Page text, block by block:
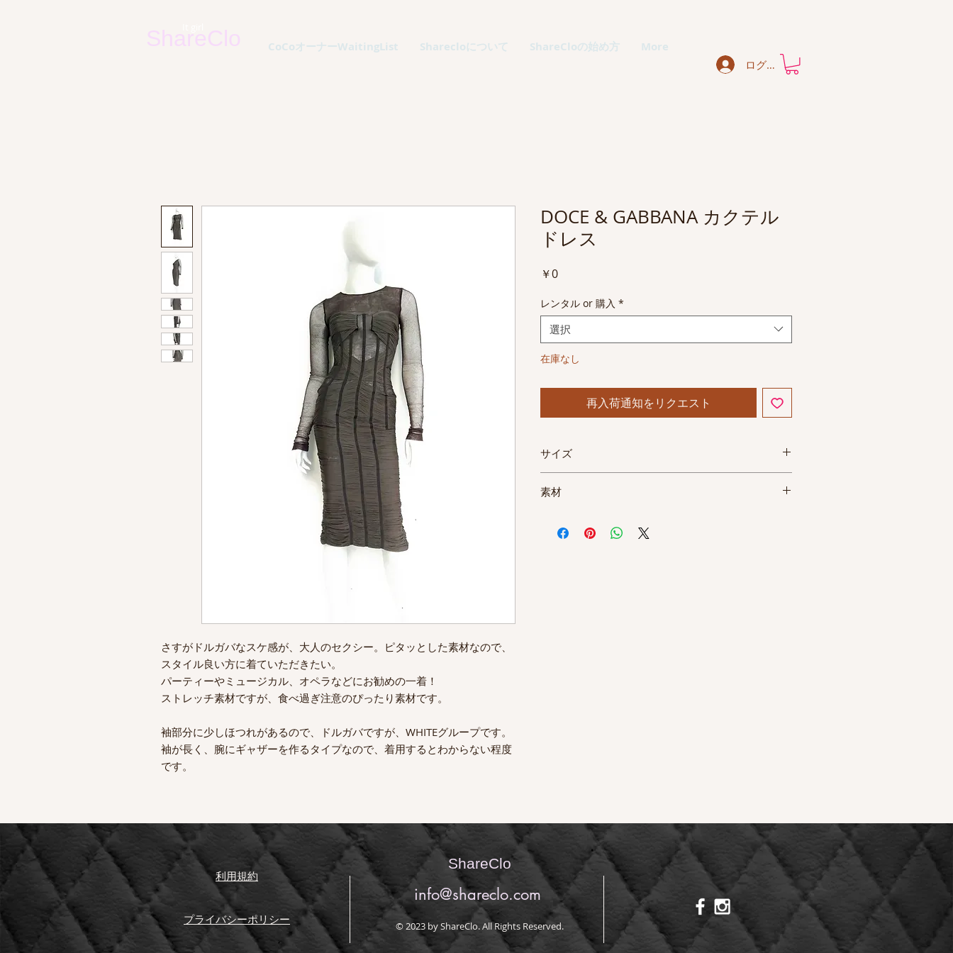
ShareClo CoCoオーナーWaitingList Sharecloについて ShareCloの始め方 More
ログイン
さすがドルガバなスケ感が、大人のセクシー。ピタッとした素材なので、
スタイル良い方に着ていただきたい。
パーティーやミュージカル、オペラなどにお勧めの一着！
ストレッチ素材ですが、食べ過ぎ注意のぴったり素材です。
袖部分に少しほつれがあるので、ドルガバですが、WHITEグループです。
袖が長く、腕にギャザーを作るタイプなので、着用するとわからない程度
です。
DOCE & GABBANA カクテル
ドレス
￥0価
レンタル or 購入 *
選択
在庫なし
再入荷通知をリクエスト
サイズ
３８（フランス）
ウエスト：５０cm(ストレッチ素材)
素材
利用規約
プライバシーポリシー
ShareClo
info@shareclo.com
© 2023 by ShareClo. All Rights Reserved.